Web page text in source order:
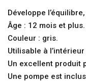
Développe
Âge : 12 mois et plus.
Couleur : gris.
Utilisable à
Un excellent produit
Une pompe est